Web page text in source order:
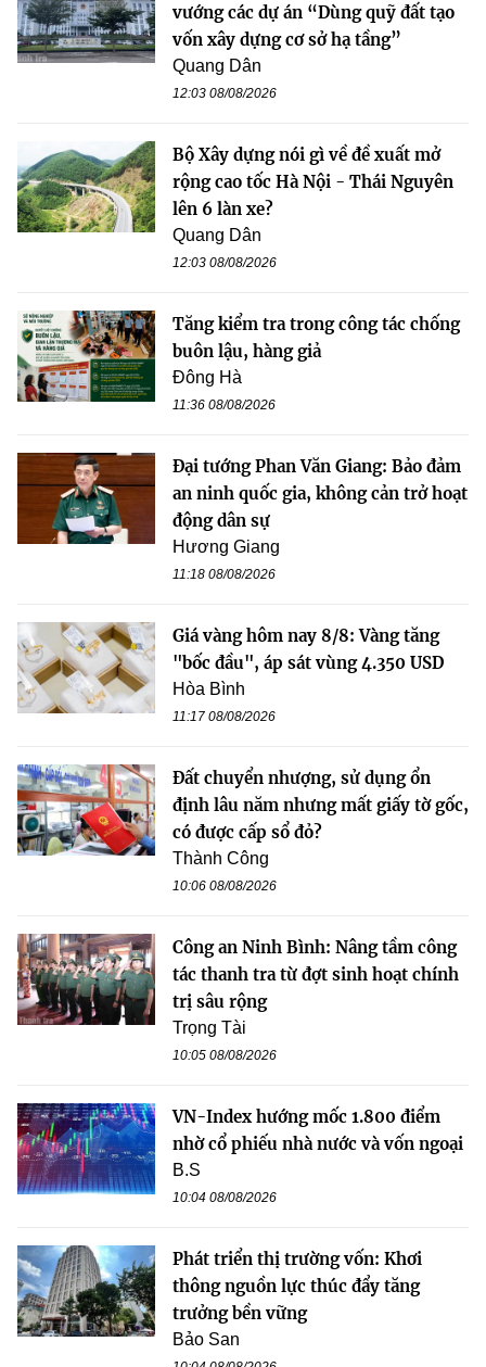
vướng các dự án “Dùng quỹ đất tạo
vốn xây dựng cơ sở hạ tầng”
Quang Dân
12:03 08/08/2026
Bộ Xây dựng nói gì về đề xuất mở
rộng cao tốc Hà Nội - Thái Nguyên
lên 6 làn xe?
Quang Dân
12:03 08/08/2026
Tăng kiểm tra trong công tác chống
buôn lậu, hàng giả
Đông Hà
11:36 08/08/2026
Đại tướng Phan Văn Giang: Bảo đảm
an ninh quốc gia, không cản trở hoạt
động dân sự
Hương Giang
11:18 08/08/2026
Giá vàng hôm nay 8/8: Vàng tăng
"bốc đầu", áp sát vùng 4.350 USD
Hòa Bình
11:17 08/08/2026
Đất chuyển nhượng, sử dụng ổn
định lâu năm nhưng mất giấy tờ gốc,
có được cấp sổ đỏ?
Thành Công
10:06 08/08/2026
Công an Ninh Bình: Nâng tầm công
tác thanh tra từ đợt sinh hoạt chính
trị sâu rộng
Trọng Tài
10:05 08/08/2026
VN-Index hướng mốc 1.800 điểm
nhờ cổ phiếu nhà nước và vốn ngoại
B.S
10:04 08/08/2026
Phát triển thị trường vốn: Khơi
thông nguồn lực thúc đẩy tăng
trưởng bền vững
Bảo San